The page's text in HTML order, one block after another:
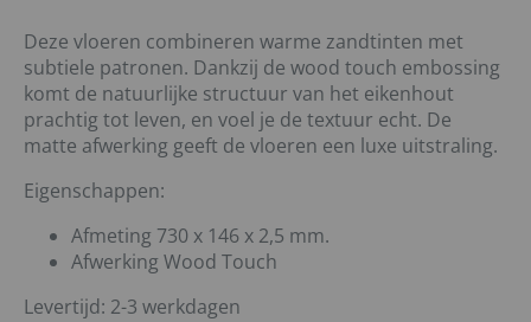
Deze vloeren combineren warme zandtinten met
subtiele patronen. Dankzij de wood touch embossing
komt de natuurlijke structuur van het eikenhout
prachtig tot leven, en voel je de textuur echt. De
matte afwerking geeft de vloeren een luxe uitstraling.
Eigenschappen:
Afmeting 730 x 146 x 2,5 mm.
Afwerking Wood Touch
Levertijd: 2-3 werkdagen